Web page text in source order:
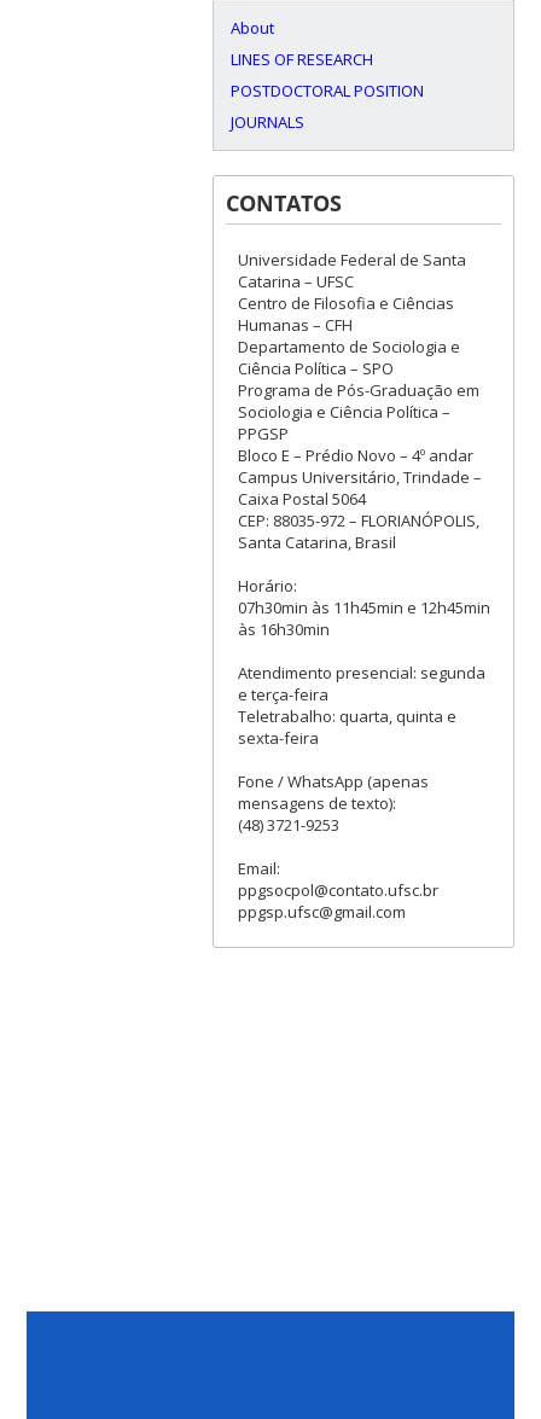
About
LINES OF RESEARCH
POSTDOCTORAL POSITION
JOURNALS
CONTATOS
Universidade Federal de Santa
Catarina – UFSC
Centro de Filosofia e Ciências
Humanas – CFH
Departamento de Sociologia e
Ciência Política – SPO
Programa de Pós-Graduação em
Sociologia e Ciência Política –
PPGSP
Bloco E – Prédio Novo – 4º andar
Campus Universitário, Trindade –
Caixa Postal 5064
CEP: 88035-972 – FLORIANÓPOLIS,
Santa Catarina, Brasil
Horário:
07h30min às 11h45min e 12h45min
às 16h30min
Atendimento presencial: segunda
e terça-feira
Teletrabalho: quarta, quinta e
sexta-feira
Fone / WhatsApp (apenas
mensagens de texto):
(48) 3721-9253
Email:
ppgsocpol@contato.ufsc.br
ppgsp.ufsc@gmail.com